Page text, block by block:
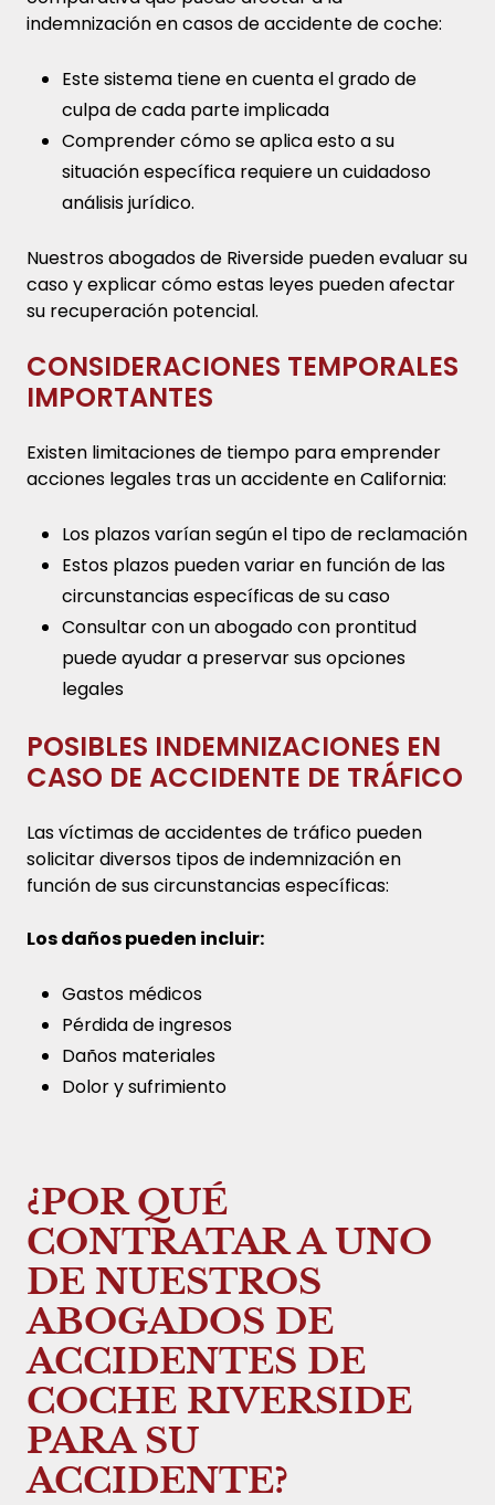
indemnización en casos de accidente de coche:
Este sistema tiene en cuenta el grado de
culpa de cada parte implicada
Comprender cómo se aplica esto a su
situación específica requiere un cuidadoso
análisis jurídico.
Nuestros abogados de Riverside pueden evaluar su
caso y explicar cómo estas leyes pueden afectar
su recuperación potencial.
CONSIDERACIONES TEMPORALES
IMPORTANTES
Existen limitaciones de tiempo para emprender
acciones legales tras un accidente en California:
Los plazos varían según el tipo de reclamación
Estos plazos pueden variar en función de las
circunstancias específicas de su caso
Consultar con un abogado con prontitud
puede ayudar a preservar sus opciones
legales
POSIBLES INDEMNIZACIONES EN
CASO DE ACCIDENTE DE TRÁFICO
Las víctimas de accidentes de tráfico pueden
solicitar diversos tipos de indemnización en
función de sus circunstancias específicas:
Los daños pueden incluir:
Gastos médicos
Pérdida de ingresos
Daños materiales
Dolor y sufrimiento
¿POR QUÉ
CONTRATAR A UNO
DE NUESTROS
ABOGADOS DE
ACCIDENTES DE
COCHE RIVERSIDE
PARA SU
ACCIDENTE?